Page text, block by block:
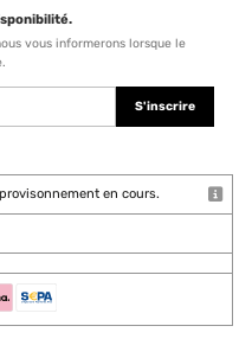
vous informerons lorsque le
S'inscrire
en cours.